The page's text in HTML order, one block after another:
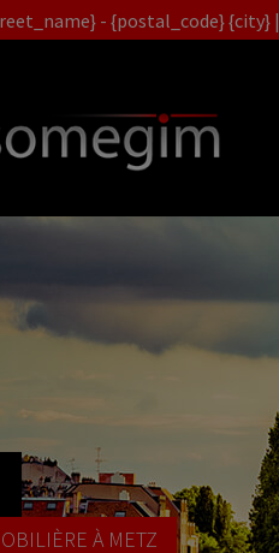
- {postal_code} {city} |
À METZ